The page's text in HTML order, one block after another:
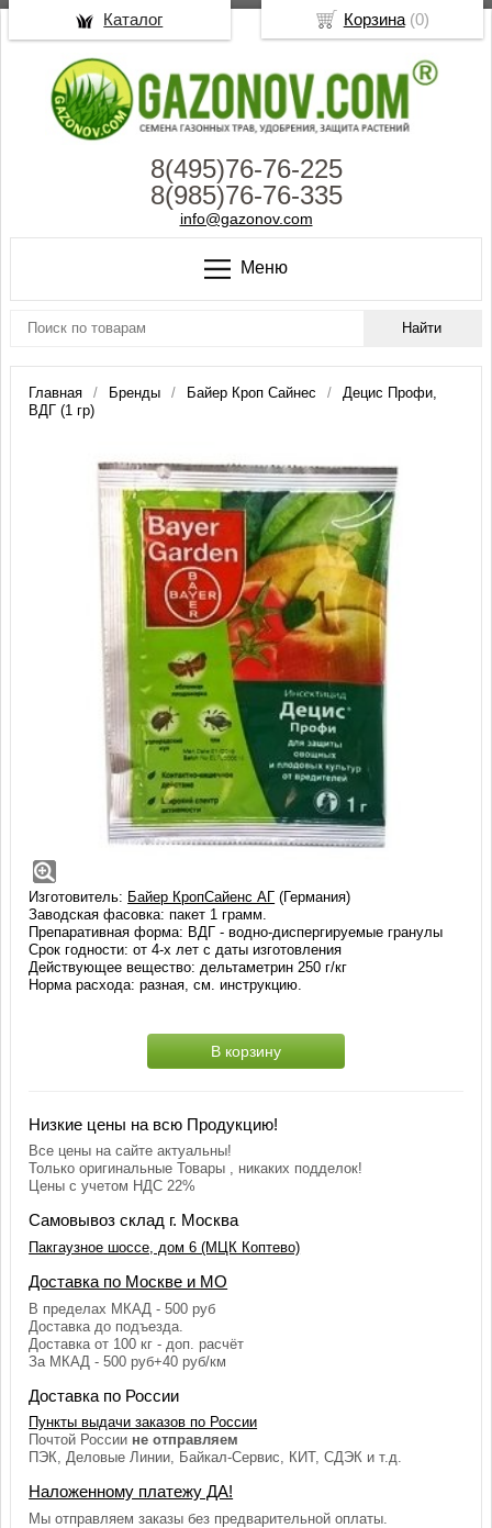
8(495)76-76-225
8(985)76-76-335
info@gazonov.com
Меню
Главная Бренды Байер Кроп Сайнес
Децис Профи,
ВДГ (1 гр)
Децис Профи, ВДГ (1 гр)
Децис Профи - препарат компании Байер с высокой
эффективностью применения для защиты большого количества
культур от широкого спектра вредителей.
Изготовитель: Байер КропСайенс АГ (Германия)
Заводская фасовка: пакет 1 грамм.
Препаративная форма: ВДГ - водно-диспергируемые гранулы
Срок годности: от 4-х лет с даты изготовления
Действующее вещество: дельтаметрин 250 г/кг
Норма расхода: разная, см. инструкцию.
В корзину
Низкие цены на всю Продукцию!
Все цены на сайте актуальны!
Только оригинальные Товары , никаких подделок!
Цены с учетом НДС 22%
Самовывоз склад г. Москва
Пакгаузное шоссе, дом 6 (МЦК Коптево)
Доставка по Москве и МО
В пределах МКАД - 500 руб
Доставка до подъезда.
Доставка от 100 кг - доп. расчёт
За МКАД - 500 руб+40 руб/км
Доставка по России
Пункты выдачи заказов по России
Почтой России не отправляем
ПЭК, Деловые Линии, Байкал-Сервис, КИТ, СДЭК и т.д.
Наложенному платежу ДА!
Мы отправляем заказы без предварительной оплаты.
Корзина(0)
Каталог